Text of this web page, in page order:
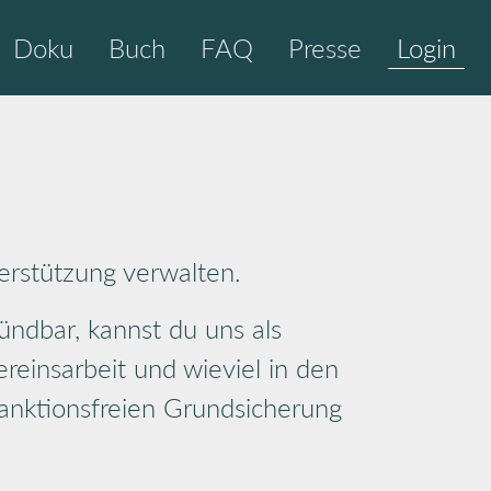
Doku Buch FAQ Presse Login
verwalten.
kannst du uns als
und wieviel in den
Grundsicherung